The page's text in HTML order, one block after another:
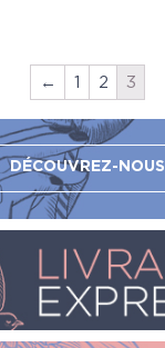
← 1 2 3
DÉCOUVREZ-NOUS